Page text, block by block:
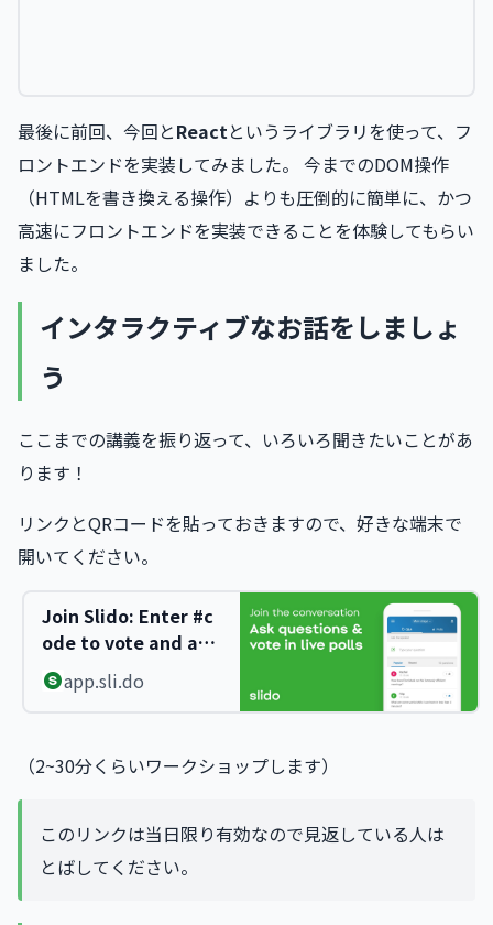
最後に前回、今回とReactというライブラリを使って、フ
ロントエンドを実装してみました。 今までのDOM操作
（HTMLを書き換える操作）よりも圧倒的に簡単に、かつ
高速にフロントエンドを実装できることを体験してもらい
ました。
インタラクティブなお話をしましょ
う
ここまでの講義を振り返って、いろいろ聞きたいことがあ
ります！
リンクとQRコードを貼っておきますので、好きな端末で
開いてください。
Join Slido: Enter #c
ode to vote and ask
questions
app.sli.do
（2~30分くらいワークショップします）
このリンクは当日限り有効なので見返している人は
とばしてください。